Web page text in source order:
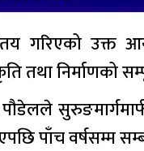
गरिएको उक्त
तथा निर्माणको
पाँच वर्षसम्म